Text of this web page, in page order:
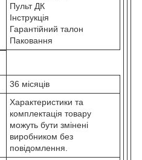
Пульт ДК
Інструкція
Гарантійний талон
Паковання
36 місяців
Характеристики та
комплектація товару
можуть бути змінені
виробником без
повідомлення.